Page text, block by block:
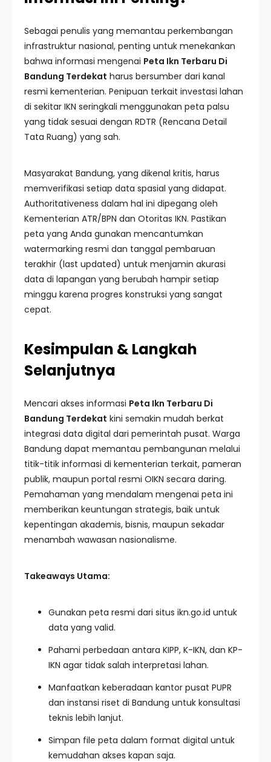
Sebagai penulis yang memantau perkembangan
infrastruktur nasional, penting untuk menekankan
bahwa informasi mengenai Peta Ikn Terbaru Di
Bandung Terdekat harus bersumber dari kanal
resmi kementerian. Penipuan terkait investasi lahan
di sekitar IKN seringkali menggunakan peta palsu
yang tidak sesuai dengan RDTR (Rencana Detail
Tata Ruang) yang sah.
Masyarakat Bandung, yang dikenal kritis, harus
memverifikasi setiap data spasial yang didapat.
Authoritativeness dalam hal ini dipegang oleh
Kementerian ATR/BPN dan Otoritas IKN. Pastikan
peta yang Anda gunakan mencantumkan
watermarking resmi dan tanggal pembaruan
terakhir (last updated) untuk menjamin akurasi
data di lapangan yang berubah hampir setiap
minggu karena progres konstruksi yang sangat
cepat.
Kesimpulan & Langkah
Selanjutnya
Mencari akses informasi Peta Ikn Terbaru Di
Bandung Terdekat kini semakin mudah berkat
integrasi data digital dari pemerintah pusat. Warga
Bandung dapat memantau pembangunan melalui
titik-titik informasi di kementerian terkait, pameran
publik, maupun portal resmi OIKN secara daring.
Pemahaman yang mendalam mengenai peta ini
memberikan keuntungan strategis, baik untuk
kepentingan akademis, bisnis, maupun sekadar
menambah wawasan nasionalisme.
Takeaways Utama:
Gunakan peta resmi dari situs ikn.go.id untuk
data yang valid.
Pahami perbedaan antara KIPP, K-IKN, dan KP-
IKN agar tidak salah interpretasi lahan.
Manfaatkan keberadaan kantor pusat PUPR
dan instansi riset di Bandung untuk konsultasi
teknis lebih lanjut.
Simpan file peta dalam format digital untuk
kemudahan akses kapan saja.